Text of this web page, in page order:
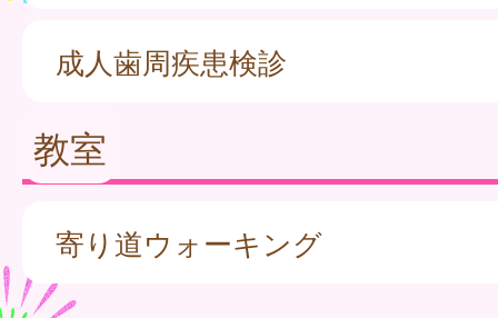
成人歯周疾患検診
教室
寄り道ウォーキング